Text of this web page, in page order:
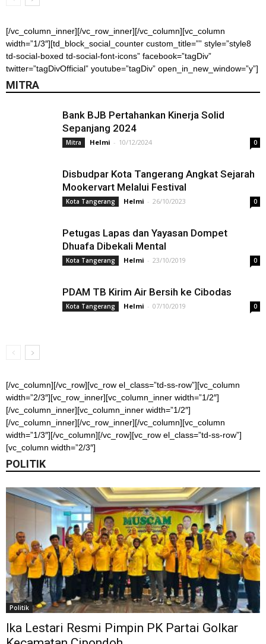
[/vc_column_inner][/vc_row_inner][/vc_column][vc_column
width=”1/3″][td_block_social_counter custom_title=”” style=”style8
td-social-boxed td-social-font-icons” facebook=”tagDiv”
twitter=”tagDivOfficial” youtube=”tagDiv” open_in_new_window=”y”]
MITRA
Bank BJB Pertahankan Kinerja Solid
Sepanjang 2024
Mitra Helmi - 10/12/2024 0
Disbudpar Kota Tangerang Angkat Sejarah
Mookervart Melalui Festival
Kota Tangerang Helmi - 26/10/2023 0
Petugas Lapas dan Yayasan Dompet
Dhuafa Dibekali Mental
Kota Tangerang Helmi - 23/10/2019 0
PDAM TB Kirim Air Bersih ke Cibodas
Kota Tangerang Helmi - 07/10/2019 0
[/vc_column][/vc_row][vc_row el_class=”td-ss-row”][vc_column
width=”2/3″][vc_row_inner][vc_column_inner width=”1/2″]
[/vc_column_inner][vc_column_inner width=”1/2″]
[/vc_column_inner][/vc_row_inner][/vc_column][vc_column
width=”1/3″][/vc_column][/vc_row][vc_row el_class=”td-ss-row”]
[vc_column width=”2/3″]
POLITIK
Politik
Ika Lestari Resmi Pimpin PK Partai Golkar